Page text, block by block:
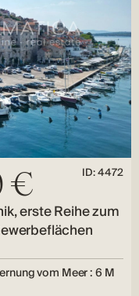
€ ID: 4472
erste Reihe zum
vom Meer : 6 M